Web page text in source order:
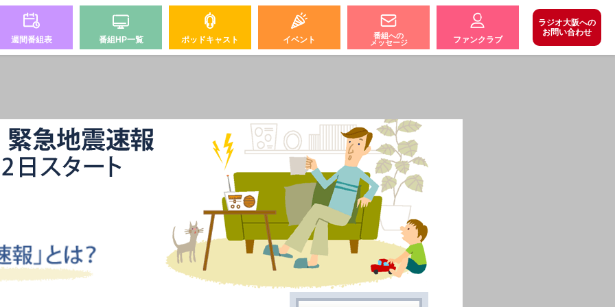
週間番組表 番組HP一覧 ポッドキャスト イベント
番組への
メッセージ
ファンクラブ
ラジオ大阪への
お問い合わせ